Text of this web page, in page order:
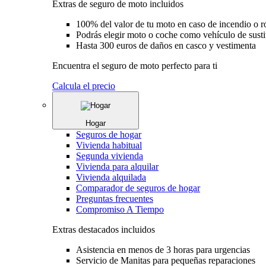
Extras de seguro de moto incluidos
100% del valor de tu moto en caso de incendio o
Podrás elegir moto o coche como vehículo de
Hasta 300 euros de daños en casco y vestimenta
Encuentra el seguro de moto perfecto para ti
Calcula el precio
Hogar
Seguros de hogar
Vivienda habitual
Segunda vivienda
Vivienda para alquilar
Vivienda alquilada
Comparador de seguros de hogar
Preguntas frecuentes
Compromiso A Tiempo
Extras destacados incluidos
Asistencia en menos de 3 horas para urgencias
Servicio de Manitas para pequeñas reparaciones